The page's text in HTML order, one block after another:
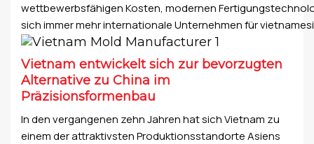
wettbewerbsfähigen Kosten, modernen
sich immer mehr internationale Unternehmen für
Vietnam entwickelt sich zur bevorzugten
Alternative zu China im
Präzisionsformenbau
In den vergangenen zehn Jahren hat sich Vietnam zu
einem der attraktivsten Produktionsstandorte Asiens